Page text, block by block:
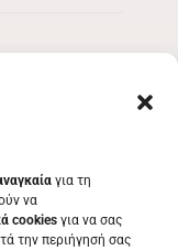
για τη
να
cookies για να σας
την περιήγησή σας